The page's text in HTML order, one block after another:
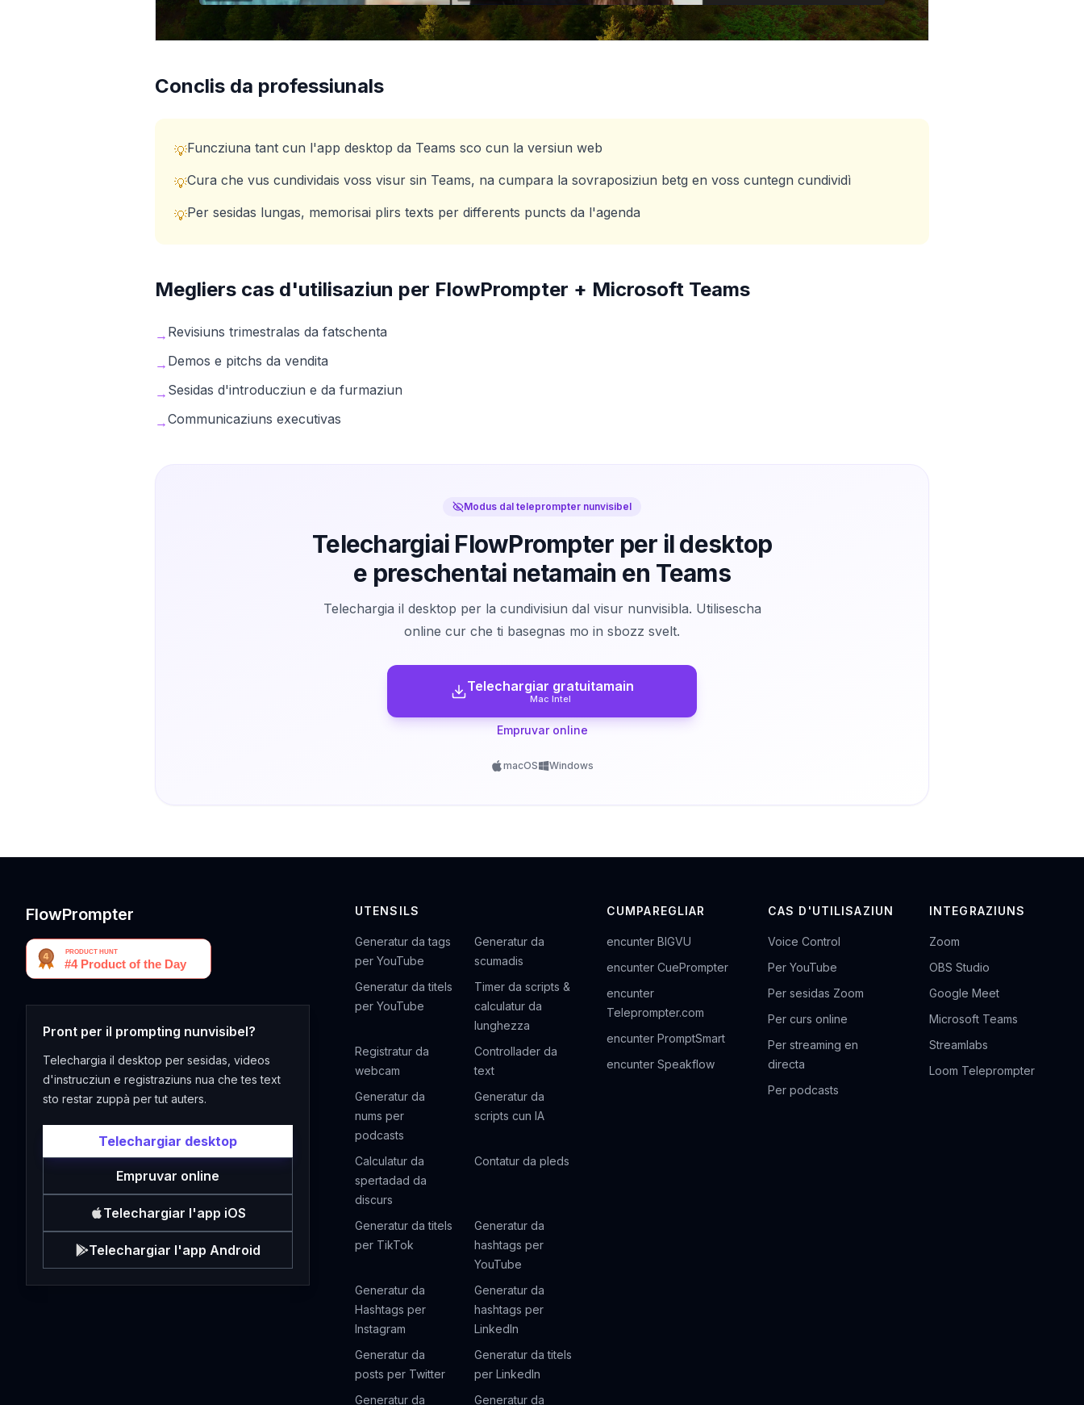
Conclis da professiunals
💡Funcziuna tant cun l'app desktop da Teams sco cun la versiun web
💡Cura che vus cundividais voss visur sin Teams, na cumpara la sovraposiziun betg en voss cuntegn cundividì
💡Per sesidas lungas, memorisai plirs texts per differents puncts da l'agenda
Megliers cas d'utilisaziun per FlowPrompter + Microsoft Teams
→ Revisiuns trimestralas da fatschenta
→ Demos e pitchs da vendita
→ Sesidas d'introducziun e da furmaziun
→Communicaziuns executivas
Modus dal teleprompter nunvisibel
Telechargiai FlowPrompter per il desktop
e preschentai netamain en Teams
Telechargia il desktop per la cundivisiun dal visur nunvisibla. Utilisescha
online cur che ti basegnas mo in sbozz svelt.
Telechargiar gratuitamain
Mac Intel
Empruvar online
macOS Windows
FlowPrompter
Pront per il prompting nunvisibel?
Telechargia il desktop per sesidas, videos
d'instrucziun e registraziuns nua che tes text
sto restar zuppà per tut auters.
Telechargiar desktop
Empruvar online
Telechargiar l'app iOS
Telechargiar l'app Android
UTENSILS
Generatur da tags
per YouTube
Generatur da
scumadis
Generatur da titels
per YouTube
Timer da scripts &
calculatur da
lunghezza
Registratur da
webcam
Controllader da
text
Generatur da
nums per
podcasts
Generatur da
scripts cun IA
Calculatur da
spertadad da
discurs
Contatur da pleds
Generatur da titels
per TikTok
Generatur da
hashtags per
YouTube
Generatur da
Hashtags per
Instagram
Generatur da
hashtags per
LinkedIn
Generatur da
posts per Twitter
Generatur da titels
per LinkedIn
Generatur da
Generatur da
CUMPAREGLIAR
encunter BIGVU
encunter CuePrompter
encunter
Teleprompter.com
encunter PromptSmart
encunter Speakflow
CAS D'UTILISAZIUN
Voice Control
Per YouTube
Per sesidas Zoom
Per curs online
Per streaming en
directa
Per podcasts
INTEGRAZIUNS
Zoom
OBS Studio
Google Meet
Microsoft Teams
Streamlabs
Loom Teleprompter